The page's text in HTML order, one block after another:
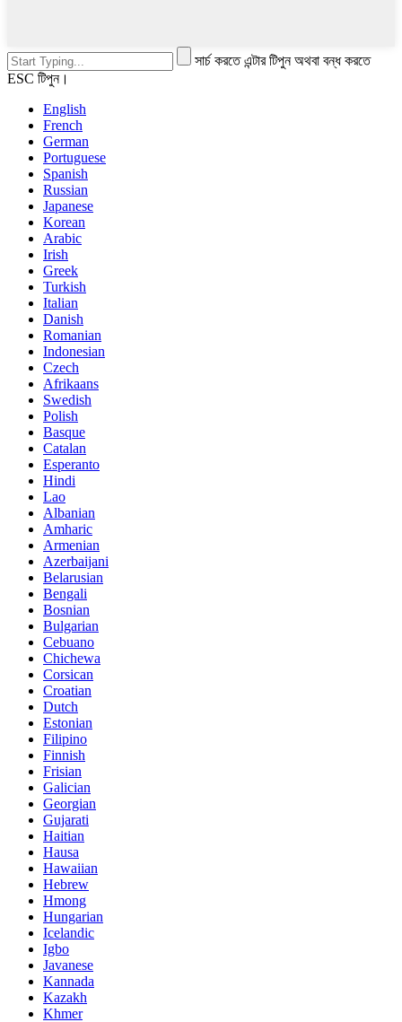
সার্চ করতে এন্টার টিপুন অথবা বন্ধ করতে
ESC টিপুন।
English
French
German
Portuguese
Spanish
Russian
Japanese
Korean
Arabic
Irish
Greek
Turkish
Italian
Danish
Romanian
Indonesian
Czech
Afrikaans
Swedish
Polish
Basque
Catalan
Esperanto
Hindi
Lao
Albanian
Amharic
Armenian
Azerbaijani
Belarusian
Bengali
Bosnian
Bulgarian
Cebuano
Chichewa
Corsican
Croatian
Dutch
Estonian
Filipino
Finnish
Frisian
Galician
Georgian
Gujarati
Haitian
Hausa
Hawaiian
Hebrew
Hmong
Hungarian
Icelandic
Igbo
Javanese
Kannada
Kazakh
Khmer